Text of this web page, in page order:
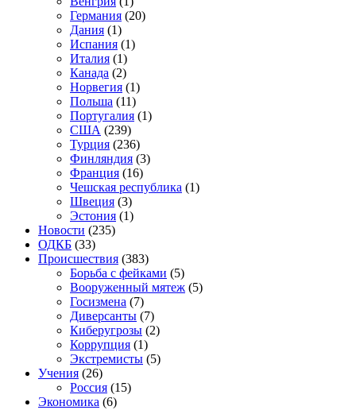
Германия (20)
Дания (1)
Испания (1)
Италия (1)
Канада (2)
Норвегия (1)
Польша (11)
Португалия (1)
США (239)
Турция (236)
Финляндия (3)
Франция (16)
Чешская республика (1)
Швеция (3)
Эстония (1)
Новости (235)
ОДКБ (33)
Происшествия (383)
Борьба с фейками (5)
Вооруженный мятеж (5)
Госизмена (7)
Диверсанты (7)
Киберугрозы (2)
Коррупция (1)
Экстремисты (5)
Учения (26)
Россия (15)
Экономика (6)